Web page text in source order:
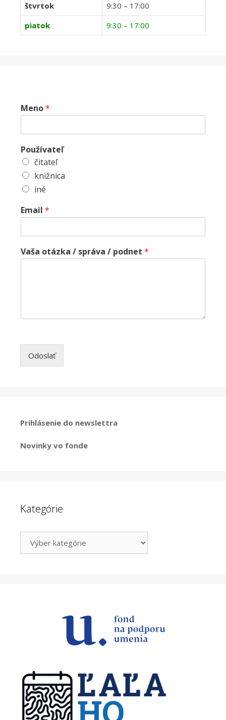
štvrtok
9:30 – 17:00
piatok
9:30 – 17:00
Meno*
Používateľ
čitateľ
knižnica
iné
Email *
Vaša otázka / správa / podnet *
Odoslať
Prihlásenie do newslettra
Novinky vo fonde
Kategórie